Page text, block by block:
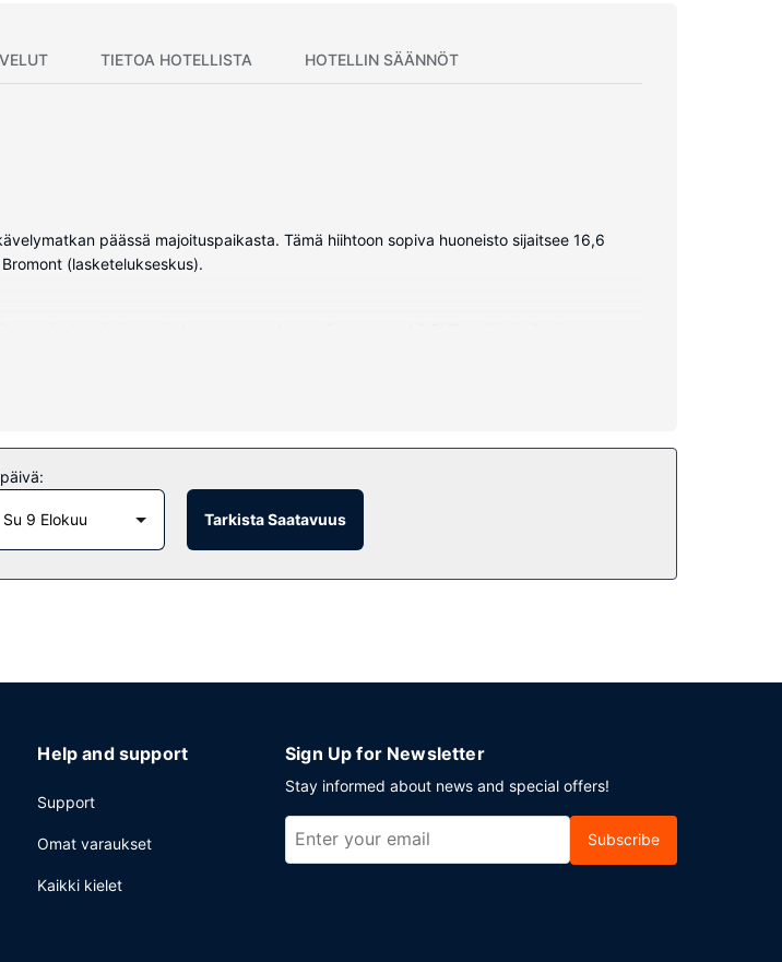
TIETOA HOTELLISTA HOTELLIN SÄÄNNÖT
päässä majoituspaikasta. Tämä hiihtoon sopiva huoneisto sijaitsee 16,6
(lasketelukseskus).
ja kahvin-/vedenkeitin.
Su 9 Elokuu Tarkista Saatavuus
Help and support
Support
Omat varaukset
Kaikki kielet
Sign Up for Newsletter
Stay informed about news and special offers!
Subscribe